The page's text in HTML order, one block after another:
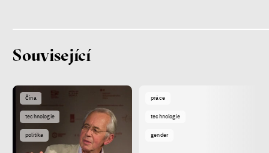
Související
Čína
technologie
politika
práce
technologie
gender